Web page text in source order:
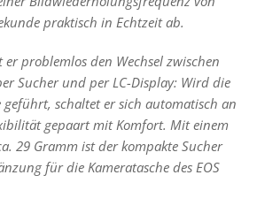
praktisch in Echtzeit ab.
problemlos den Wechsel zwischen
Sucher und per LC-Display: Wird die
geführt, schaltet er sich automatisch an
gepaart mit Komfort. Mit einem
29 Gramm ist der kompakte Sucher
für die Kameratasche des EOS